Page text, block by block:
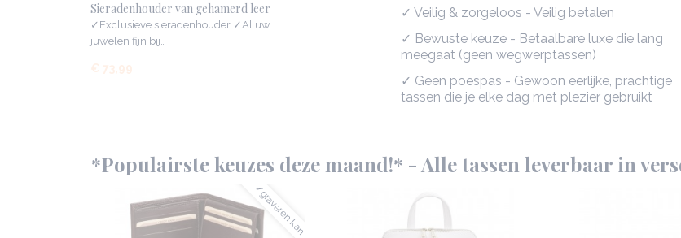
Sieradenhouder van gehamerd leer
✓Exclusieve sieradenhouder ✓Al uw
juwelen fijn bij…
€ 73,99
✓ Veilig & zorgeloos - Veilig betalen
✓ Bewuste keuze - Betaalbare luxe die lang
meegaat (geen wegwerptassen)
✓ Geen poespas - Gewoon eerlijke, prachtige
tassen die je elke dag met plezier gebruikt
*Populairste keuzes deze maand!* - Alle tassen leverbaar in
✓graveren kan